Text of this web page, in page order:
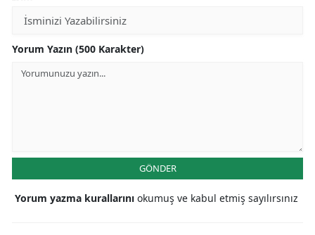
Yorum Yazın (500 Karakter)
GÖNDER
Yorum yazma kurallarını okumuş ve kabul etmiş sayılırsınız